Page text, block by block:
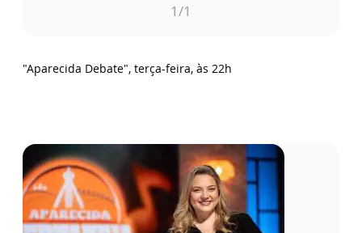
1/1
"Aparecida Debate", terça-feira, às 22h